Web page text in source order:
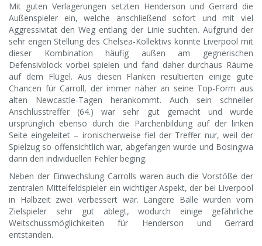
Mit guten Verlagerungen setzten Henderson und Gerrard die
Außenspieler ein, welche anschließend sofort und mit viel
Aggressivität den Weg entlang der Linie suchten. Aufgrund der
sehr engen Stellung des Chelsea-Kollektivs konnte Liverpool mit
dieser Kombination häufig außen am gegnerischen
Defensivblock vorbei spielen und fand daher durchaus Räume
auf dem Flügel. Aus diesen Flanken resultierten einige gute
Chancen für Carroll, der immer näher an seine Top-Form aus
alten Newcastle-Tagen herankommt. Auch sein schneller
Anschlusstreffer (64.) war sehr gut gemacht und wurde
ursprünglich ebenso durch die Pärchenbildung auf der linken
Seite eingeleitet – ironischerweise fiel der Treffer nur, weil der
Spielzug so offensichtlich war, abgefangen wurde und Bosingwa
dann den individuellen Fehler beging.
Neben der Einwechslung Carrolls waren auch die Vorstöße der
zentralen Mittelfeldspieler ein wichtiger Aspekt, der bei Liverpool
in Halbzeit zwei verbessert war. Längere Bälle wurden vom
Zielspieler sehr gut ablegt, wodurch einige gefährliche
Weitschussmöglichkeiten für Henderson und Gerrard
entstanden.